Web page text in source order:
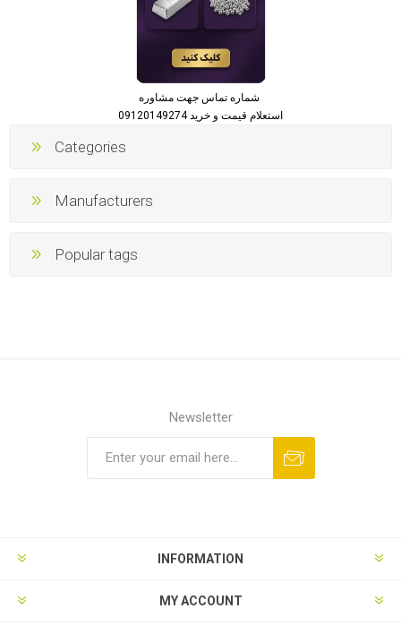
استعلام قیمت و خرید 09120149274
Categories
Manufacturers
Popular tags
Newsletter
INFORMATION
MY ACCOUNT